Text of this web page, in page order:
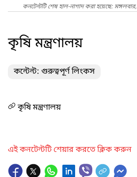
কনটেন্টটি শেষ হাল-নাগাদ করা হয়েছে:
কৃষি মন্ত্রণালয়
কন্টেন্ট: গুরুত্বপূর্ণ লিংকস
কৃষি মন্ত্রণালয়
এই কনটেন্টটি শেয়ার করতে ক্লিক করুন